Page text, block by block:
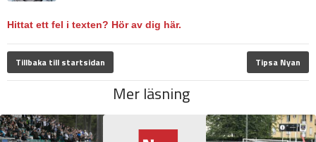
Hittat ett fel i texten? Hör av dig här.
Tillbaka till startsidan Tipsa Nyan
Mer läsning